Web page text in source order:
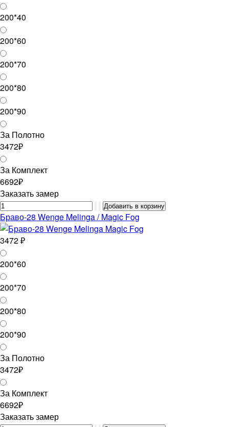
200*40
200*60
200*70
200*80
200*90
За Полотно
3472₽
За Комплект
6692₽
Заказать замер
Браво-28 Wenge Melinga / Magic Fog
3472 ₽
200*60
200*70
200*80
200*90
За Полотно
3472₽
За Комплект
6692₽
Заказать замер